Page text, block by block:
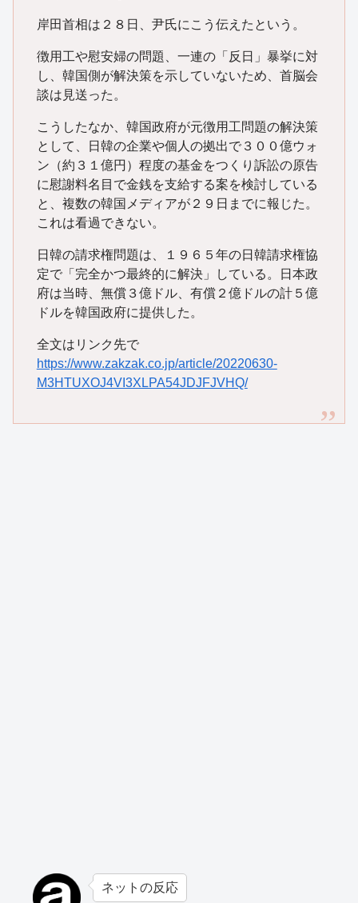
岸田首相は２８日、尹氏にこう伝えたという。
徴用工や慰安婦の問題、一連の「反日」暴挙に対
し、韓国側が解決策を示していないため、首脳会
談は見送った。
こうしたなか、韓国政府が元徴用工問題の解決策
として、日韓の企業や個人の拠出で３００億ウォ
ン（約３１億円）程度の基金をつくり訴訟の原告
に慰謝料名目で金銭を支給する案を検討している
と、複数の韓国メディアが２９日までに報じた。
これは看過できない。
日韓の請求権問題は、１９６５年の日韓請求権協
定で「完全かつ最終的に解決」している。日本政
府は当時、無償３億ドル、有償２億ドルの計５億
ドルを韓国政府に提供した。
全文はリンク先で
https://www.zakzak.co.jp/article/20220630-
M3HTUXOJ4VI3XLPA54JDJFJVHQ/
ネットの反応